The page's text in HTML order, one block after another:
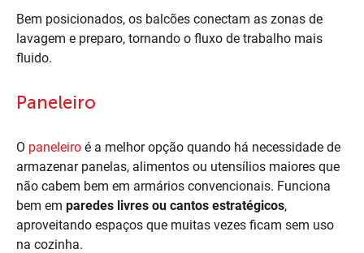
Bem posicionados, os balcões conectam as zonas de
lavagem e preparo, tornando o fluxo de trabalho mais
fluido.
Paneleiro
O paneleiro é a melhor opção quando há necessidade de
armazenar panelas, alimentos ou utensílios maiores que
não cabem bem em armários convencionais. Funciona
bem em paredes livres ou cantos estratégicos,
aproveitando espaços que muitas vezes ficam sem uso
na cozinha.